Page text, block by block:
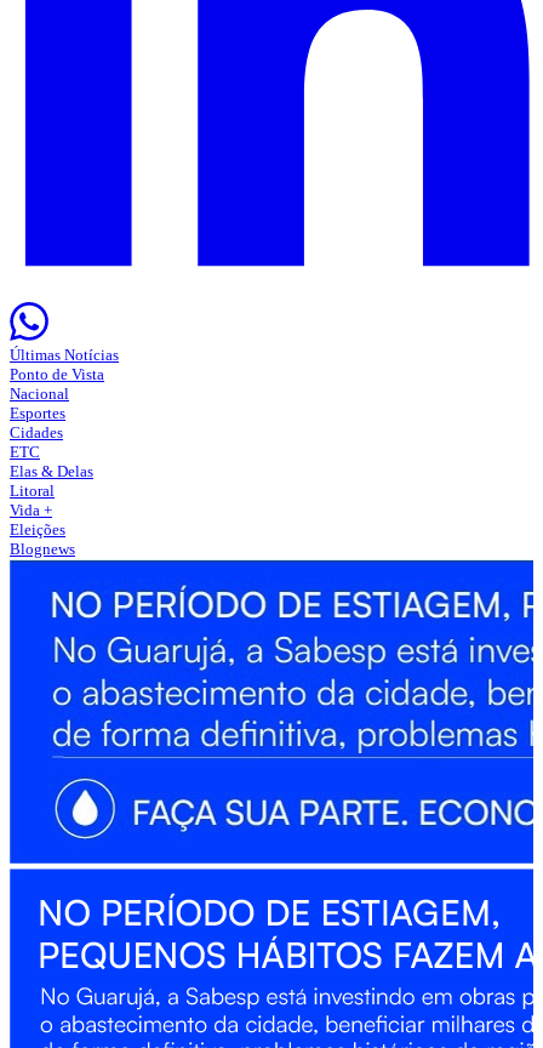
Últimas Notícias
Ponto de Vista
Nacional
Esportes
Cidades
ETC
Elas & Delas
Litoral
Vida +
Eleições
Blognews